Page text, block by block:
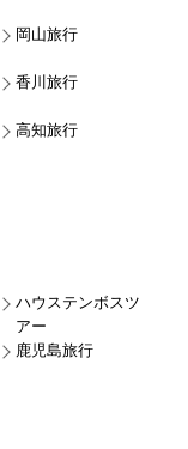
岡山旅行
香川旅行
高知旅行
ハウステンボスツ
アー
鹿児島旅行